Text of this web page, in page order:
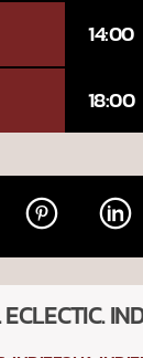
14:00
18:00